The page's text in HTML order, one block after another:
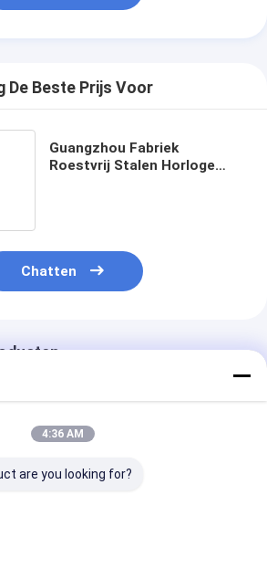
De Beste Prijs Voor
Guangzhou Fabriek
Roestvrij Stalen Horloge
Chatten
4:36 AM
are you looking for?